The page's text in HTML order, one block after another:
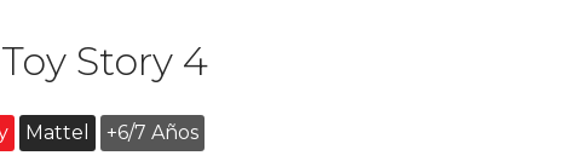
Story 4
Mattel +6/7 Años